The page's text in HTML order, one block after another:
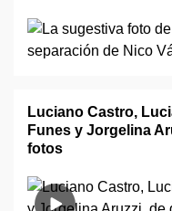
Luciano Castro,
Funes y Jorgelina
fotos